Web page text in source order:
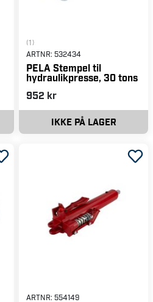
(1)
ARTNR: 532434
PELA Stempel til
hydraulikpresse, 30 tons
952 kr
IKKE PÅ LAGER
ARTNR: 554149